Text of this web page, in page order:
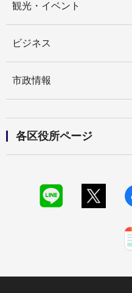
観光・イベント
ビジネス
市政情報
各区役所ページ